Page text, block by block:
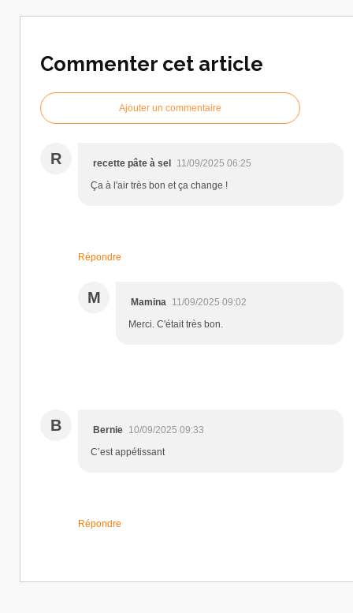
Commenter cet article
Ajouter un commentaire
R recette pâte à sel 11/09/2025 06:25
Ça à l'air très bon et ça change !
Répondre
M Mamina
11/09/2025 09:02
Merci. C'était très bon.
B Bernie 10/09/2025 09:33
C’est appétissant
Répondre